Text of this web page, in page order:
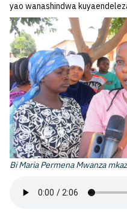
yao wanashindwa
Bi Maria Permena Mwanza